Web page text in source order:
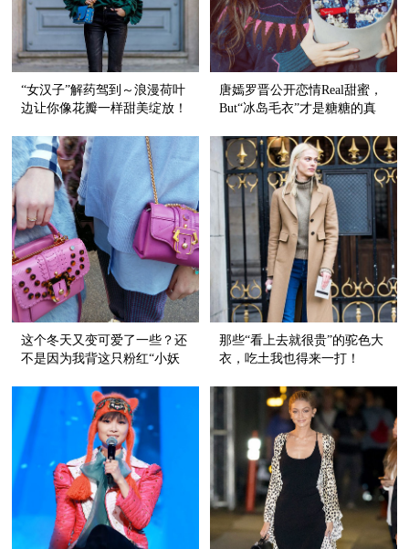
“女汉子”解药驾到～浪漫荷叶
边让你像花瓣一样甜美绽放！
唐嫣罗晋公开恋情Real甜蜜，
But“冰岛毛衣”才是糖糖的真
这个冬天又变可爱了一些？还
不是因为我背这只粉红“小妖
那些“看上去就很贵”的驼色大
衣，吃土我也得来一打！